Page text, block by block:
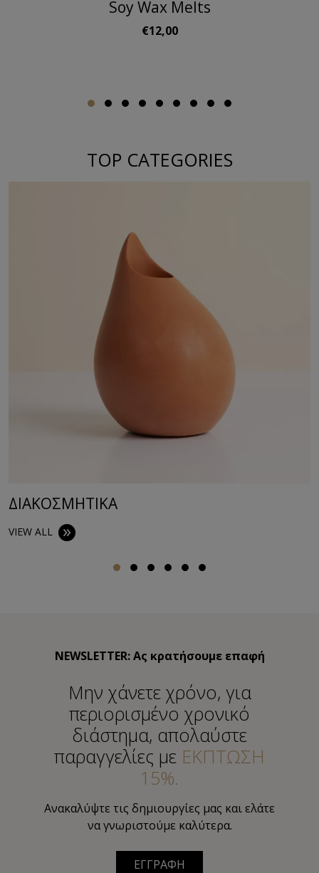
Soy Wax Melts
€12,00
TOP CATEGORIES
ΔΙΑΚΟΣΜΗΤΙΚA
VIEW ALL
NEWSLETTER: Ας κρατήσουμε επαφή
Μην χάνετε χρόνο, για
περιορισμένο χρονικό
διάστημα, απολαύστε
παραγγελίες με ΕΚΠΤΩΣΗ
15%.
Ανακαλύψτε τις δημιουργίες μας και ελάτε
να γνωριστούμε καλύτερα.
ΕΓΓΡΑΦΗ